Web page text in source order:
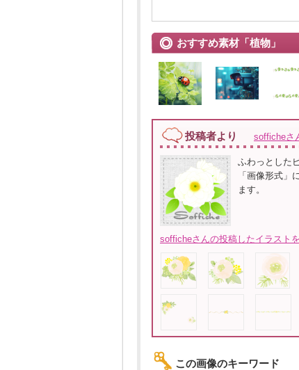
おすすめ素材「植物」
投稿者より sofficheさ
ふわっとした
「画像形式
ます。
sofficheさんの投稿したイラスト
この画像のキーワード